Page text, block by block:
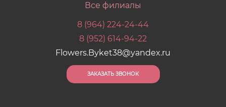
Все филиалы
8 (964) 224-24-44
8 (952) 614-94-22
Flowers.Byket38@yandex.ru
ЗАКАЗАТЬ ЗВОНОК